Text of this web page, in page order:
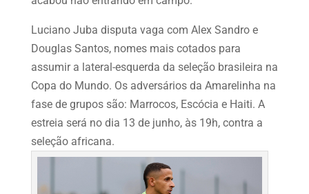
Luciano Juba disputa vaga com Alex Sandro e
Douglas Santos, nomes mais cotados para
assumir a lateral-esquerda da seleção brasileira na
Copa do Mundo. Os adversários da Amarelinha na
fase de grupos são: Marrocos, Escócia e Haiti. A
estreia será no dia 13 de junho, às 19h, contra a
seleção africana.